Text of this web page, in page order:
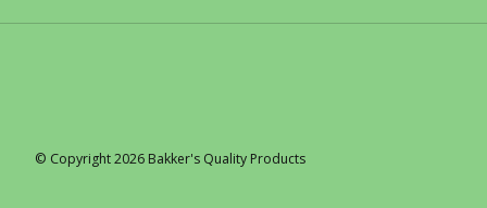
© Copyright 2026 Bakker's Quality Products